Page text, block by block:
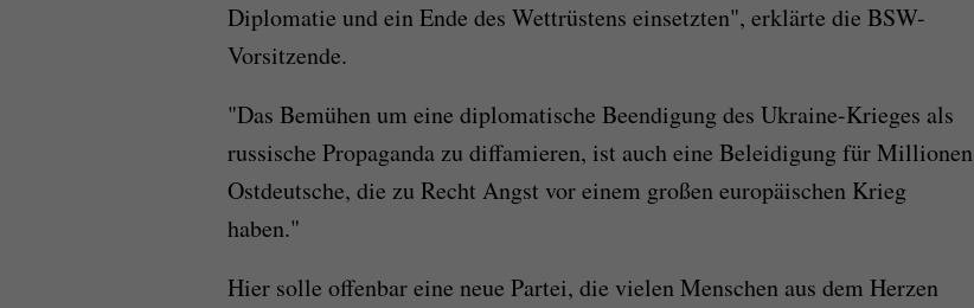
Diplomatie und ein Ende des Wettrüstens einsetzten", erklärte die BSW-
Vorsitzende.
"Das Bemühen um eine diplomatische Beendigung des Ukraine-Krieges als
russische Propaganda zu diffamieren, ist auch eine Beleidigung für Millionen
Ostdeutsche, die zu Recht Angst vor einem großen europäischen Krieg
haben."
Hier solle offenbar eine neue Partei, die vielen Menschen aus dem Herzen